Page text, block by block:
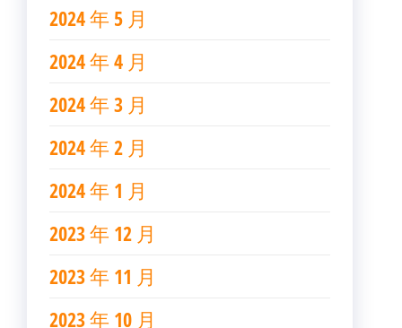
2024 年 5 月
2024 年 4 月
2024 年 3 月
2024 年 2 月
2024 年 1 月
2023 年 12 月
2023 年 11 月
2023 年 10 月